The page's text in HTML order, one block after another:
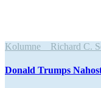
Kolumne Richard C.
Donald Trumps